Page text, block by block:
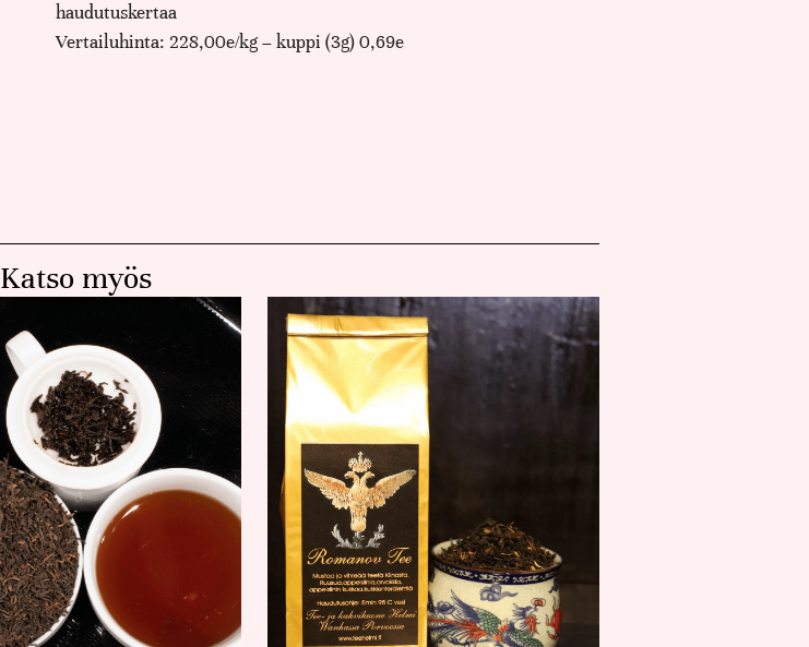
haudutuskertaa
Vertailuhinta: 228,00e/kg – kuppi (3g) 0,69e
Katso myös